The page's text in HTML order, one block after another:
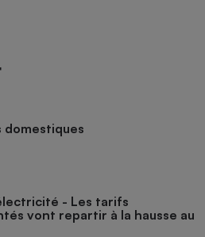
domestiques
- Les tarifs
vont repartir à la hausse au